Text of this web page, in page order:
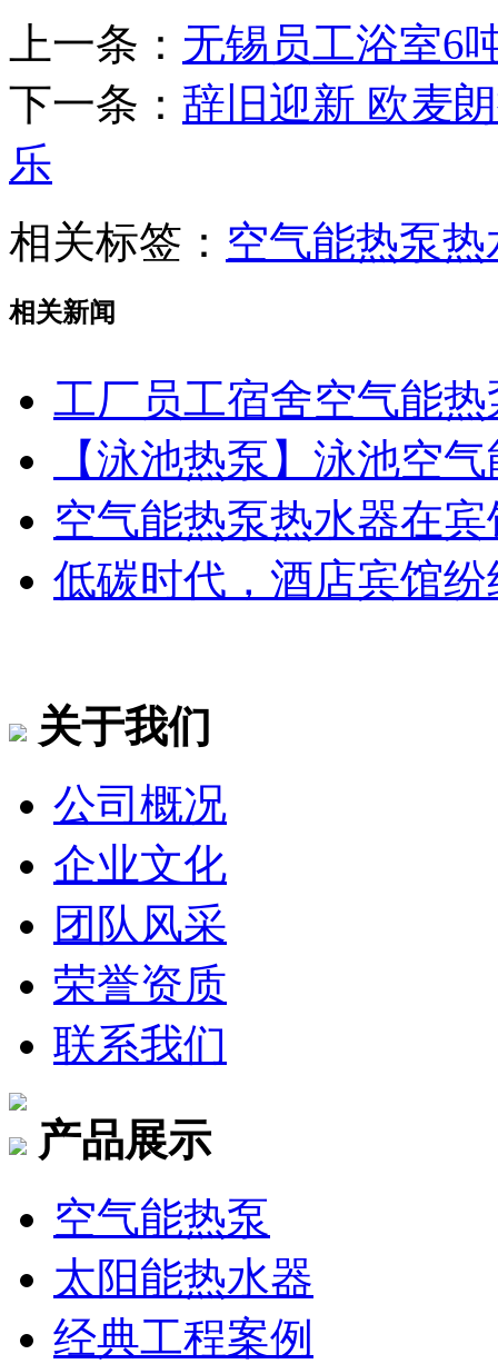
上一条： 无锡员工浴室6
下一条： 辞旧迎新 欧麦
乐
相关标签： 空气能热泵热
相关新闻
工厂员工宿舍空气能
【泳池热泵】泳池空
空气能热泵热水器在
低碳时代，酒店宾馆
关于我们
公司概况
企业文化
团队风采
荣誉资质
联系我们
产品展示
空气能热泵
太阳能热水器
经典工程案例